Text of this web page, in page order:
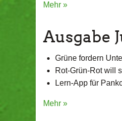
Mehr »
Ausgabe
Grüne fordern
Rot-Grün-Rot will
Lern-App für
Mehr »